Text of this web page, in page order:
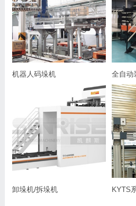
机器人码垛机 全自动
卸垛机/拆垛机 KYTS